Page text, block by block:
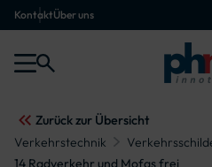
KontaktÜber uns
Zurück zur Übersicht
Verkehrstechnik
14 Radverkehr und Mofas frei